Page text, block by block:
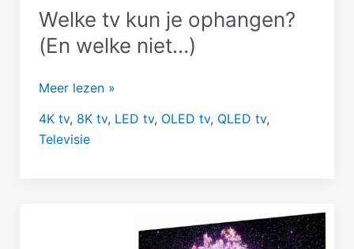
Welke tv kun je ophangen?
(En welke niet…)
Welke
kun
je
Meer lezen »
4K tv, 8K tv, LED tv, OLED tv, QLED tv,
Televisie